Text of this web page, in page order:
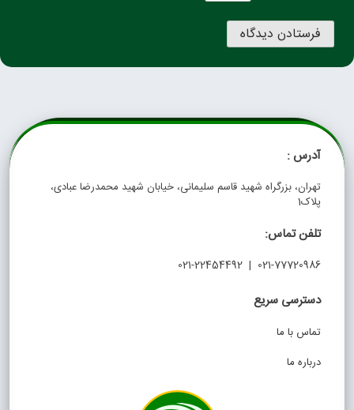
آدرس :
تهران، بزرگراه شهید قاسم سلیمانی، خیابان شهید محمدرضا عبادی،
پلاک1
تلفن تماس:
021-77720986 | 021-22454492
دسترسی سریع
تماس با ما
درباره ما